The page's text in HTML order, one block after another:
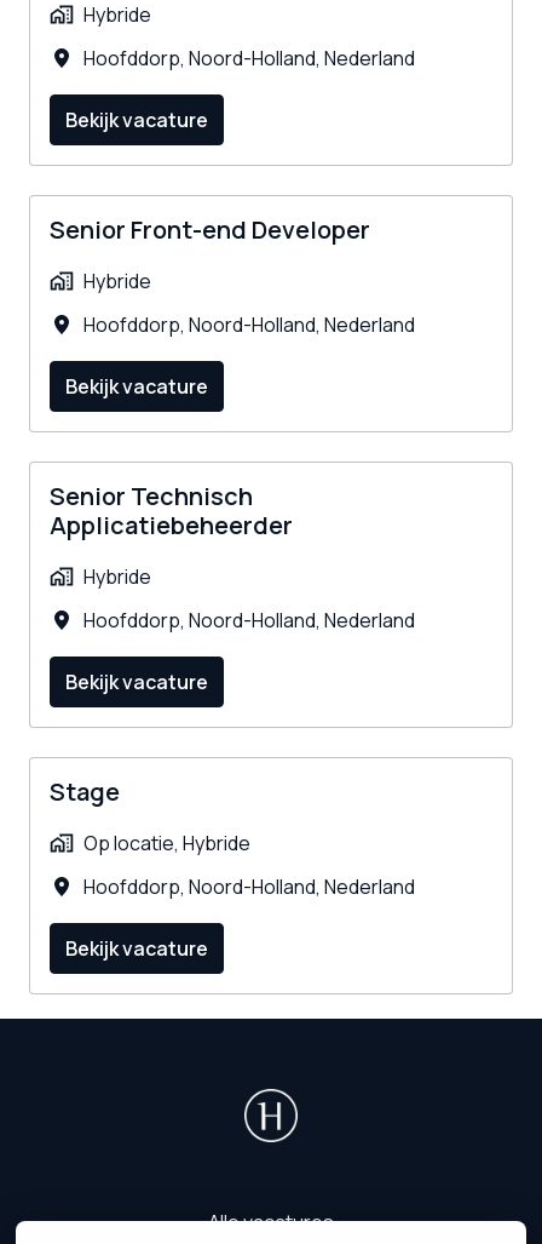
Hybride
Hoofddorp, Noord-Holland, Nederland
Bekijk vacature
Senior Front-end Developer
Hybride
Hoofddorp, Noord-Holland, Nederland
Bekijk vacature
Senior Technisch
Applicatiebeheerder
Hybride
Hoofddorp, Noord-Holland, Nederland
Bekijk vacature
Stage
Op locatie, Hybride
Hoofddorp, Noord-Holland, Nederland
Bekijk vacature
Homepagina
Alle vacatures